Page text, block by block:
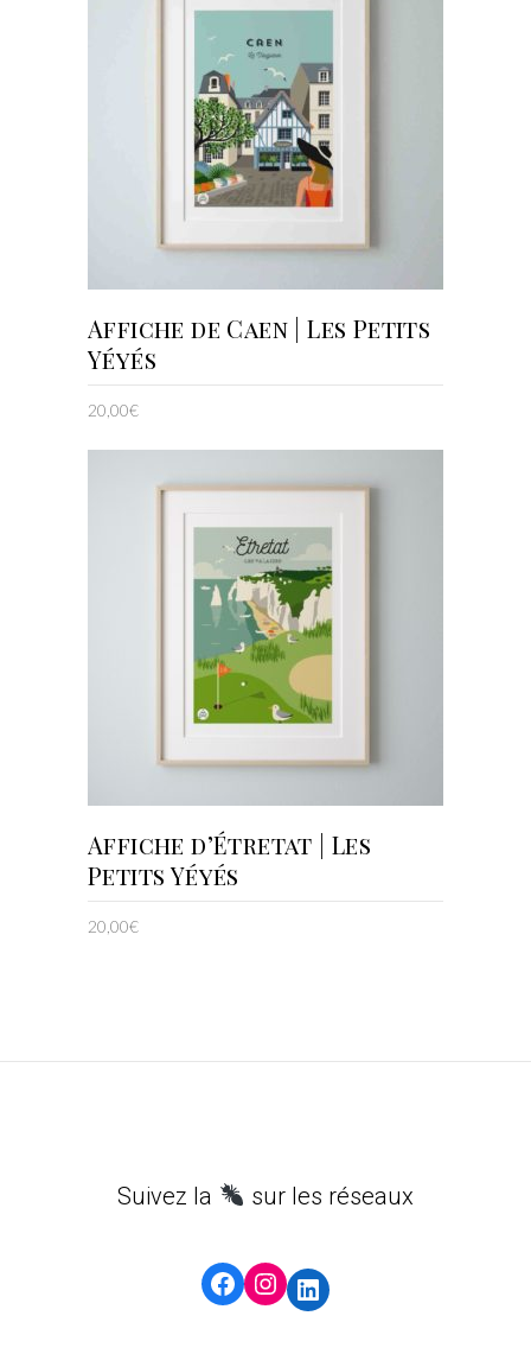
AJOUTER AU PANIER
Affiche de Caen | Les Petits
Yéyés
20,00€
AJOUTER AU PANIER
Affiche d’Étretat | Les
Petits Yéyés
20,00€
Suivez la sur les réseaux
Facebook
Instagram
LinkedIn